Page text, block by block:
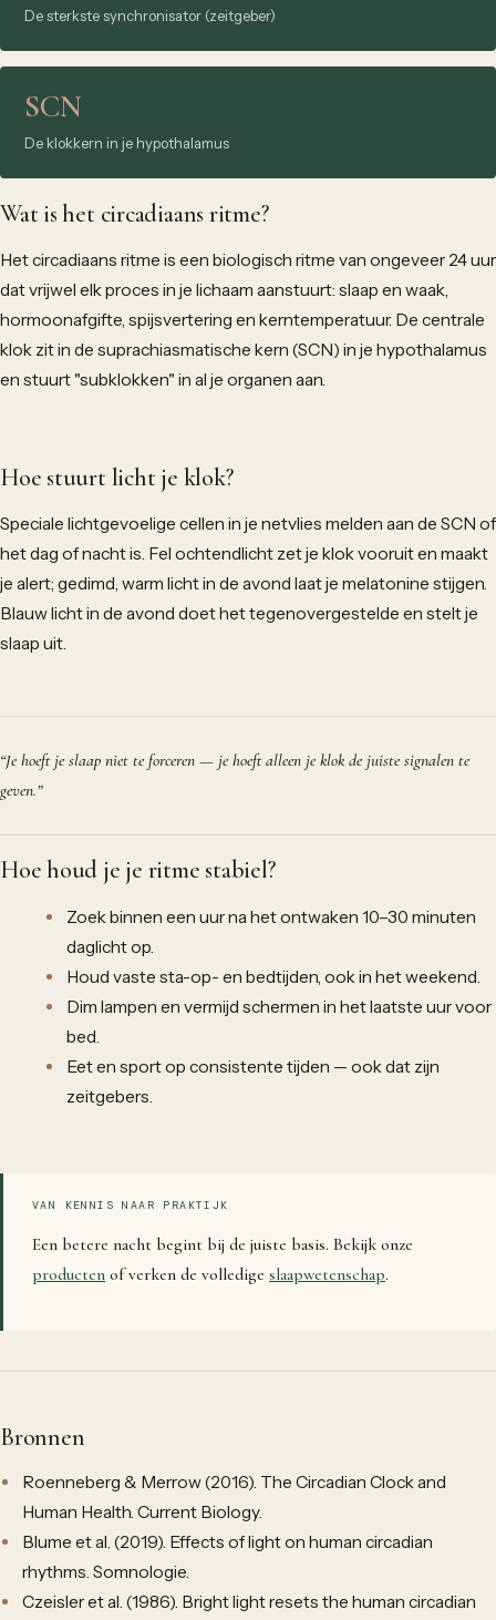
De sterkste synchronisator (zeitgeber)
SCN
De klokkern in je hypothalamus
Wat is het circadiaans ritme?
Het circadiaans ritme is een biologisch ritme van ongeveer 24 uur
dat vrijwel elk proces in je lichaam aanstuurt: slaap en waak,
hormoonafgifte, spijsvertering en kerntemperatuur. De centrale
klok zit in de suprachiasmatische kern (SCN) in je hypothalamus
en stuurt "subklokken" in al je organen aan.
Hoe stuurt licht je klok?
Speciale lichtgevoelige cellen in je netvlies melden aan de SCN of
het dag of nacht is. Fel ochtendlicht zet je klok vooruit en maakt
je alert; gedimd, warm licht in de avond laat je melatonine stijgen.
Blauw licht in de avond doet het tegenovergestelde en stelt je
slaap uit.
“Je hoeft je slaap niet te forceren — je hoeft alleen je klok de juiste signalen te
geven.”
Hoe houd je je ritme stabiel?
Zoek binnen een uur na het ontwaken 10–30 minuten
daglicht op.
Houd vaste sta-op- en bedtijden, ook in het weekend.
Dim lampen en vermijd schermen in het laatste uur voor
bed.
Eet en sport op consistente tijden — ook dat zijn
zeitgebers.
VAN KENNIS NAAR PRAKTIJK
Een betere nacht begint bij de juiste basis. Bekijk onze
producten of verken de volledige slaapwetenschap.
Bronnen
Roenneberg & Merrow (2016). The Circadian Clock and
Human Health. Current Biology.
Blume et al. (2019). Effects of light on human circadian
rhythms. Somnologie.
Czeisler et al. (1986). Bright light resets the human circadian